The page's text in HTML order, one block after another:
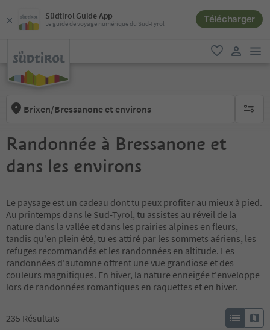
Südtirol Guide App
Le guide de voyage numérique du Sud-Tyrol Télécharger
favori
Brixen/Bressanone et environs aucun
Randonnée à Bressanone et
dans les environs
Le paysage est un cadeau dont tu peux profiter au mieux à pied.
Au printemps dans le Sud-Tyrol, tu assistes au réveil de la
nature dans la vallée et dans les prairies alpines en fleurs,
tandis qu'en plein été, tu es attiré par les sommets aériens, les
refuges recommandés et les randonnées en altitude. Les
randonnées d'automne offrent une vue grandiose et des
couleurs magnifiques. En hiver, la nature enneigée t'enveloppe
lors de randonnées romantiques en raquettes et en hiver.
235 Résultats